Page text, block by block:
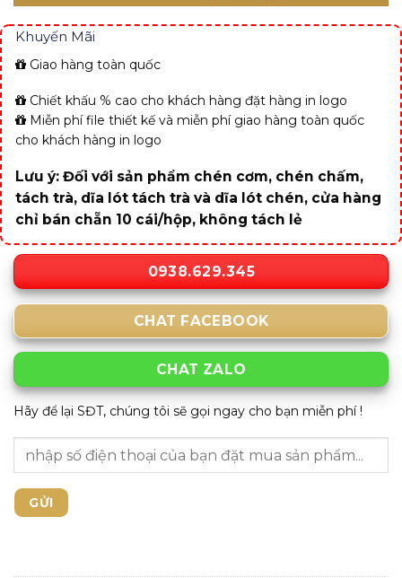
Khuyến Mãi
Giao hàng toàn quốc
Chiết khấu % cao cho khách hàng đặt hàng in logo
Miễn phí file thiết kế và miễn phí giao hàng toàn quốc
cho khách hàng in logo
Lưu ý: Đối với sản phẩm chén cơm, chén chấm,
tách trà, dĩa lót tách trà và dĩa lót chén, cửa hàng
chỉ bán chẵn 10 cái/hộp, không tách lẻ
0938.629.345
CHAT FACEBOOK
CHAT ZALO
Hãy để lại SĐT, chúng tôi sẽ gọi ngay cho bạn miễn phí !